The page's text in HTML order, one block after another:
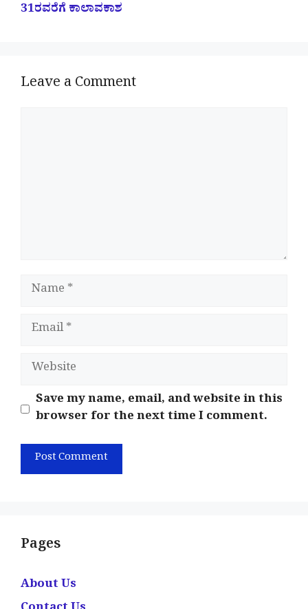
31ರವರೆಗೆ ಕಾಲಾವಕಾಶ
Leave a Comment
Name
Email
Website
Save my name, email, and website in this
browser for the next time I comment.
Pages
About Us